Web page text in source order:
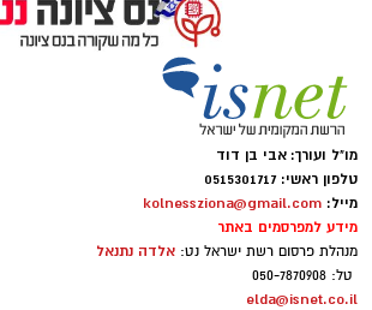
מו"ל ועורך: אבי בן דוד
טלפון ראשי: 0515301717
מייל: kolnessziona@gmail.com
מידע למפרסמים באתר
מנהלת פרסום רשת ישראל נט: אלדה נתנאל
טל: 050-7870908
elda@isnet.co.il